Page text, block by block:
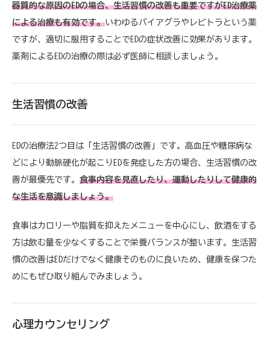
器質的な原因のEDの場合、生活習慣の改善も重要ですがED治療薬
による治療も有効です。いわゆるバイアグラやレビトラという薬
ですが、適切に服用することでEDの症状改善に効果があります。
薬剤によるEDの治療の際は必ず医師に相談しましょう。
生活習慣の改善
EDの治療法2つ目は「生活習慣の改善」です。高血圧や糖尿病な
どにより動脈硬化が起こりEDを発症した方の場合、生活習慣の改
善が最優先です。 食事内容を見直したり、運動したりして健康的
な生活を意識しましょう。
食事はカロリーや脂質を抑えたメニューを中心にし、飲酒をする
方は飲む量を少なくすることで栄養バランスが整います。生活習
慣の改善はEDだけでなく健康そのものに良いため、健康を保つた
めにもぜひ取り組んでみましょう。
心理カウンセリング